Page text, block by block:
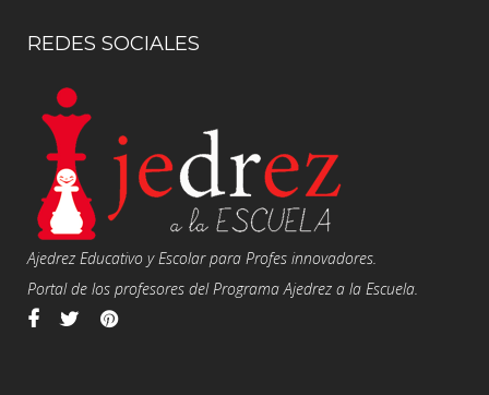
REDES SOCIALES
Ajedrez Educativo y Escolar para Profes innovadores.
Portal de los profesores del Programa Ajedrez a la Escuela.